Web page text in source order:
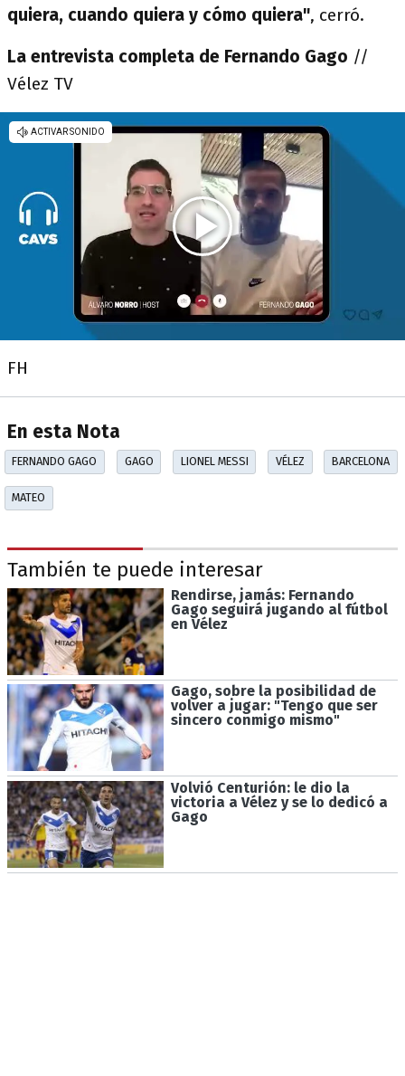
quiera, cuando quiera y cómo quiera", cerró.
La entrevista completa de Fernando Gago //
Vélez TV
FH
En esta Nota
FERNANDO GAGO GAGO LIONEL MESSI VÉLEZ BARCELONA
MATEO
También te puede interesar
Rendirse, jamás: Fernando
Gago seguirá jugando al fútbol
en Vélez
Gago, sobre la posibilidad de
volver a jugar: "Tengo que ser
sincero conmigo mismo"
Volvió Centurión: le dio la
victoria a Vélez y se lo dedicó a
Gago